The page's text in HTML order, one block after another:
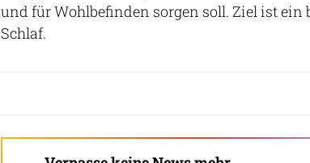
und für Wohlbefinden sorgen soll. Ziel ist ein
Schlaf.